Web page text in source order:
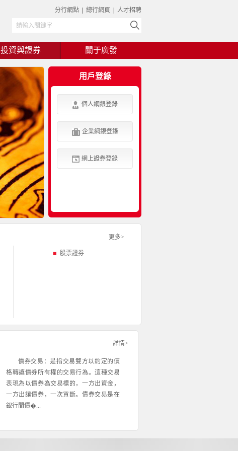
分行網點 總行網頁 人才招聘
投資與證券 關于廣發
用戶登錄
個人網銀登錄
企業網銀登錄
網上證券登錄
更多>
股票證券
詳情>
債券交易：是指交易雙方以約定的價
格轉讓債券所有權的交易行為。這種交易
表現為以債券為交易標的，一方出資金，
一方出讓債券，一次買斷。債券交易是在
銀行間債�...